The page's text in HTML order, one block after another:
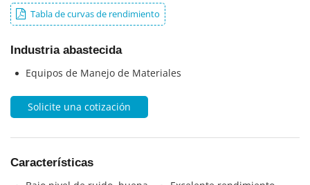
Tabla de curvas de rendimiento
Industria abastecida
Equipos de Manejo de Materiales
Solicite una cotización
Características